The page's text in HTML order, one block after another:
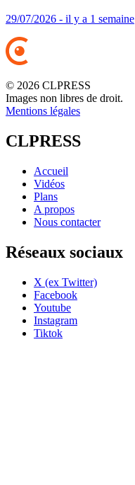
29/07/2026 - il y a 1 semaine
© 2026 CLPRESS
Images non libres de droit.
Mentions légales
CLPRESS
Accueil
Vidéos
Plans
A propos
Nous contacter
Réseaux sociaux
X (ex Twitter)
Facebook
Youtube
Instagram
Tiktok